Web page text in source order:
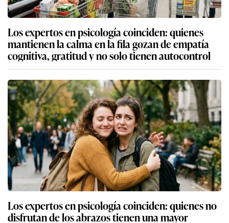
Los expertos en psicología coinciden: quienes
mantienen la calma en la fila gozan de empatía
cognitiva, gratitud y no solo tienen autocontrol
Los expertos en psicología coinciden: quienes no
disfrutan de los abrazos tienen una mayor